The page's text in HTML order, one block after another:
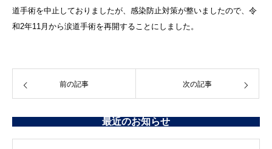
道手術を中止しておりましたが、感染防止対策が整いましたので、令
和2年11月から涙道手術を再開することにしました。
前の記事 次の記事
最近のお知らせ